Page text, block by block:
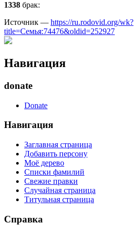
1338 брак:
Источник — https://ru.rodovid.org/wk?
title=Семья:74476&oldid=252927
Навигация
donate
Donate
Навигация
Заглавная страница
Добавить персону
Моё дерево
Списки фамилий
Свежие правки
Случайная страница
Титульная страница
Справка